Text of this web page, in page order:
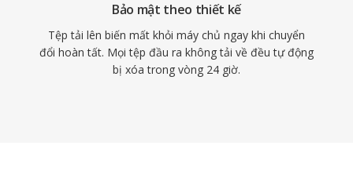
Bảo mật theo thiết kế
Tệp tải lên biến mất khỏi máy chủ ngay khi chuyển
đổi hoàn tất. Mọi tệp đầu ra không tải về đều tự động
bị xóa trong vòng 24 giờ.